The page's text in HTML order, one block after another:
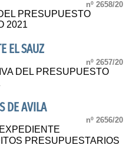
nº 2658/20
PRESUPUESTO
2021
EL SAUZ
nº 2657/20
DEL PRESUPUESTO
DE AVILA
nº 2656/20
PRESUPUESTARIOS